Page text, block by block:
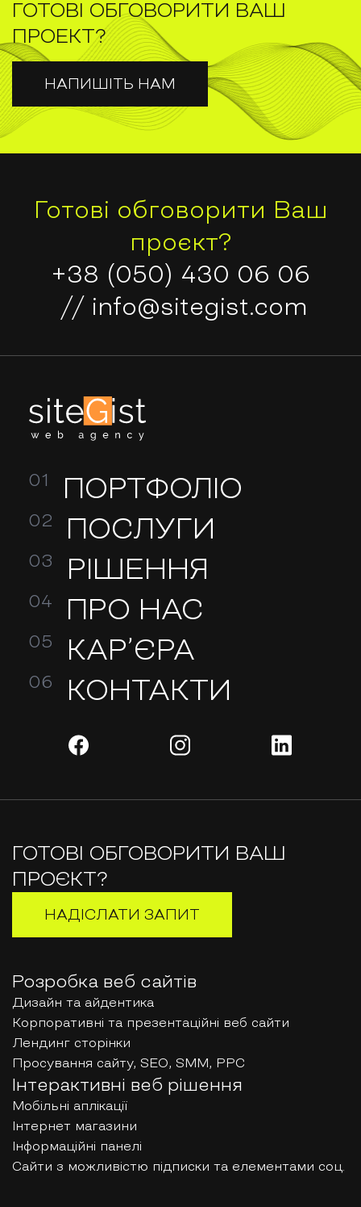
ГОТОВІ ОБГОВОРИТИ ВАШ
ПРОЕКТ?
НАПИШІТЬ НАМ
Готові обговорити Ваш
проєкт?
+38 (050) 430 06 06
// info@sitegist.com
ПОРТФОЛІО
ПОСЛУГИ
РІШЕННЯ
ПРО НАС
КАР’ЄРА
КОНТАКТИ
ГОТОВІ ОБГОВОРИТИ ВАШ
ПРОЄКТ?
НАДІСЛАТИ ЗАПИТ
Розробка веб сайтів
Дизайн та айдентика
Корпоративні та презентаційні веб сайти
Лендинг сторінки
Просування сайту, SEO, SMM, PPC
Інтерактивні веб рішення
Мобільні аплікації
Інтернет магазини
Інформаційні панелі
Сайти з можливістю підписки та елементами соц.